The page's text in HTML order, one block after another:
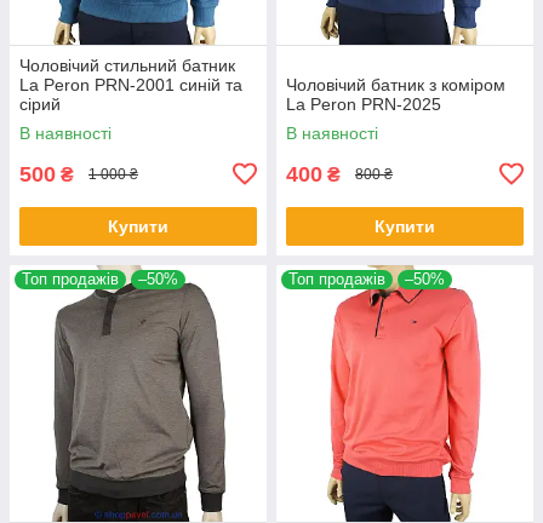
Чоловічий стильний батник
La Peron PRN-2001 синій та
сірий
В наявності
500 ₴ 1 000 ₴
Купити
Чоловічий батник з коміром
La Peron PRN-2025
В наявності
400 ₴ 800 ₴
Купити
Топ продажів –50% Топ продажів –50%